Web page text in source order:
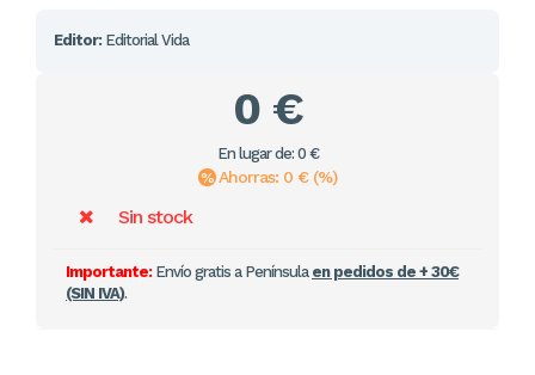
Editor: Editorial Vida
0 €
En lugar de: 0 €
Ahorras: 0 € (%)
Sin stock
Importante:Envío gratis a Península en pedidos de + 30€
(SIN IVA).